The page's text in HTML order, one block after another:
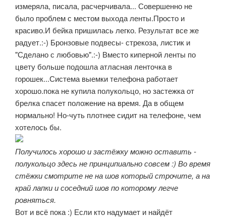
измеряла, писала, расчерчивала... Совершенно не
было проблем с местом выхода ленты.Просто и
красиво.И бейка пришилась легко. Результат все же
радует.:-) Бронзовые подвесы- стрекоза, листик и
"Сделано с любовью".:-) Вместо киперной ленты по
цвету больше подошла атласная ленточка в
горошек...Система выемки телефона работает
хорошо.пока не купила полукольцо, но застежка от
брелка спасет положение на время. Да в общем
нормально! Но-чуть плотнее сидит на телефоне, чем
хотелось бы.
Получилось хорошо и застёжку можно оставить -
полукольцо здесь не принципиально совсем :) Во время
стёжки смотрите не на шов который строчите, а на
край лапки и соседний шов по которому легче
ровняться.
Вот и всё пока :) Если кто надумает и найдёт